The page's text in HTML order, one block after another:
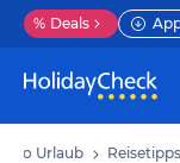
% Deals
Urlaub